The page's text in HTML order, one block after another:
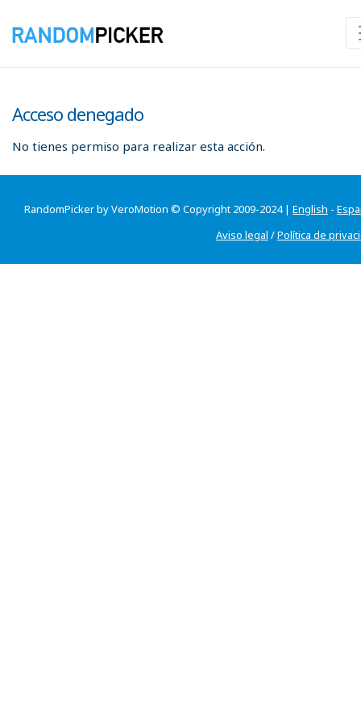
Acceso denegado
No tienes permiso para realizar esta acción.
RandomPicker by VeroMotion © Copyright 2009-2024 | English -
Aviso legal /Política de